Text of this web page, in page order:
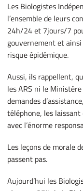
Les Biologistes
l’ensemble de leurs
24h/24 et 7jours/7
gouvernement et
risque épidémique.
Aussi, ils rappellent,
les ARS ni le
demandes
téléphone, les
avec l’énorme
Les leçons de morale
passent pas.
Aujourd’hui les